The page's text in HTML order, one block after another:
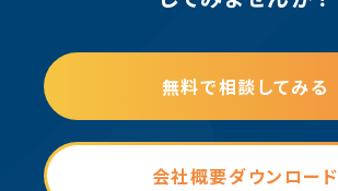
無料で相談してみる
会社概要ダウンロード